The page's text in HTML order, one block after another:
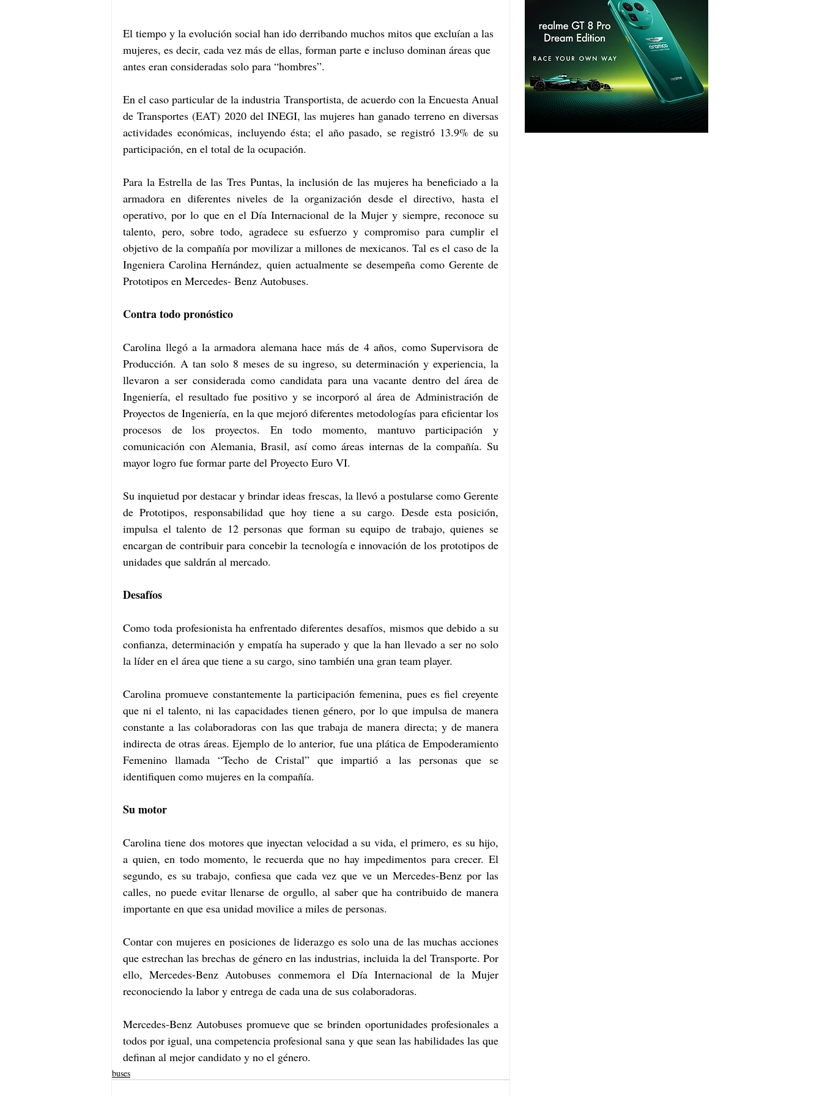
El tiempo y la evolución social han ido derribando muchos mitos que excluían a las
mujeres, es decir, cada vez más de ellas, forman parte e incluso dominan áreas que
antes eran consideradas solo para “hombres”.
En el caso particular de la industria Transportista, de acuerdo con la Encuesta Anual
de Transportes (EAT) 2020 del INEGI, las mujeres han ganado terreno en diversas
actividades económicas, incluyendo ésta; el año pasado, se registró 13.9% de su
participación, en el total de la ocupación.
Para la Estrella de las Tres Puntas, la inclusión de las mujeres ha beneficiado a la
armadora en diferentes niveles de la organización desde el directivo, hasta el
operativo, por lo que en el Día Internacional de la Mujer y siempre, reconoce su
talento, pero, sobre todo, agradece su esfuerzo y compromiso para cumplir el
objetivo de la compañía por movilizar a millones de mexicanos. Tal es el caso de la
Ingeniera Carolina Hernández, quien actualmente se desempeña como Gerente de
Prototipos en Mercedes- Benz Autobuses.
Contra todo pronóstico
Carolina llegó a la armadora alemana hace más de 4 años, como Supervisora de
Producción. A tan solo 8 meses de su ingreso, su determinación y experiencia, la
llevaron a ser considerada como candidata para una vacante dentro del área de
Ingeniería, el resultado fue positivo y se incorporó al área de Administración de
Proyectos de Ingeniería, en la que mejoró diferentes metodologías para eficientar los
procesos de los proyectos. En todo momento, mantuvo participación y
comunicación con Alemania, Brasil, así como áreas internas de la compañía. Su
mayor logro fue formar parte del Proyecto Euro VI.
Su inquietud por destacar y brindar ideas frescas, la llevó a postularse como Gerente
de Prototipos, responsabilidad que hoy tiene a su cargo. Desde esta posición,
impulsa el talento de 12 personas que forman su equipo de trabajo, quienes se
encargan de contribuir para concebir la tecnología e innovación de los prototipos de
unidades que saldrán al mercado.
Desafíos
Como toda profesionista ha enfrentado diferentes desafíos, mismos que debido a su
confianza, determinación y empatía ha superado y que la han llevado a ser no solo
la líder en el área que tiene a su cargo, sino también una gran team player.
Carolina promueve constantemente la participación femenina, pues es fiel creyente
que ni el talento, ni las capacidades tienen género, por lo que impulsa de manera
constante a las colaboradoras con las que trabaja de manera directa; y de manera
indirecta de otras áreas. Ejemplo de lo anterior, fue una plática de Empoderamiento
Femenino llamada “Techo de Cristal” que impartió a las personas que se
identifiquen como mujeres en la compañía.
Su motor
Carolina tiene dos motores que inyectan velocidad a su vida, el primero, es su hijo,
a quien, en todo momento, le recuerda que no hay impedimentos para crecer. El
segundo, es su trabajo, confiesa que cada vez que ve un Mercedes-Benz por las
calles, no puede evitar llenarse de orgullo, al saber que ha contribuido de manera
importante en que esa unidad movilice a miles de personas.
Contar con mujeres en posiciones de liderazgo es solo una de las muchas acciones
que estrechan las brechas de género en las industrias, incluida la del Transporte. Por
ello, Mercedes-Benz Autobuses conmemora el Día Internacional de la Mujer
reconociendo la labor y entrega de cada una de sus colaboradoras.
Mercedes-Benz Autobuses promueve que se brinden oportunidades profesionales a
todos por igual, una competencia profesional sana y que sean las habilidades las que
definan al mejor candidato y no el género.
buses